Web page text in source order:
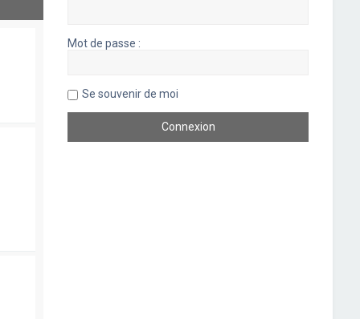
Mot de passe :
Se souvenir de moi